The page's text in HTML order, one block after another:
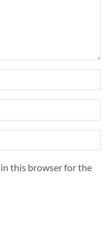
in this browser for the